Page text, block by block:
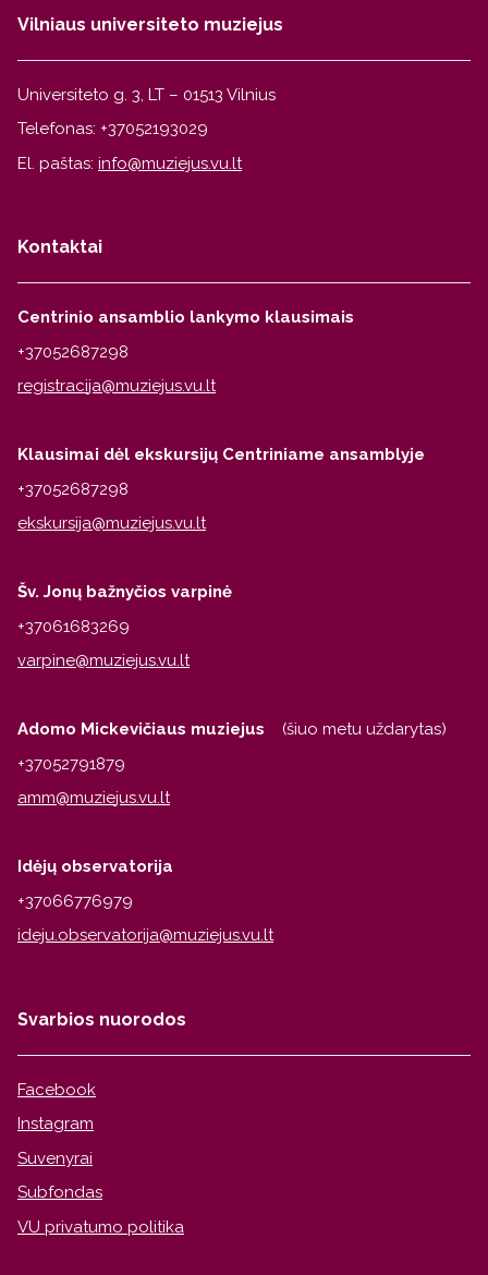
Vilniaus universiteto muziejus
Universiteto g. 3, LT – 01513 Vilnius
Telefonas: +37052193029
El. paštas:
Kontaktai
Centrinio ansamblio lankymo klausimais
+37052687298
Klausimai dėl ekskursijų Centriniame ansamblyje
+37052687298
Šv. Jonų bažnyčios varpinė
+37061683269
Adomo Mickevičiaus muziejus (šiuo metu uždarytas)
+37052791879
Idėjų observatorija
+37066776979
Svarbios nuorodos
Facebook
Instagram
Suvenyrai
Subfondas
VU privatumo politika